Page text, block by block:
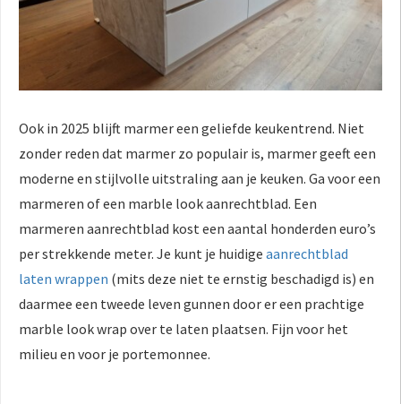
Ook in 2025 blijft marmer een geliefde keukentrend. Niet
zonder reden dat marmer zo populair is, marmer geeft een
moderne en stijlvolle uitstraling aan je keuken. Ga voor een
marmeren of een marble look aanrechtblad. Een
marmeren aanrechtblad kost een aantal honderden euro’s
per strekkende meter. Je kunt je huidige aanrechtblad
laten wrappen (mits deze niet te ernstig beschadigd is) en
daarmee een tweede leven gunnen door er een prachtige
marble look wrap over te laten plaatsen. Fijn voor het
milieu en voor je portemonnee.